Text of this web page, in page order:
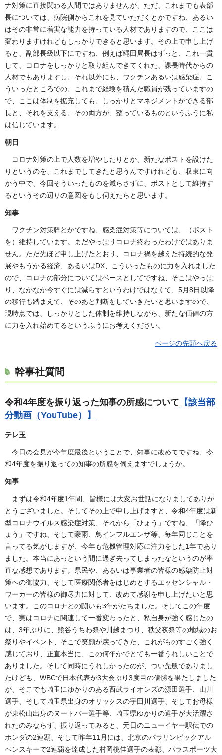
ナ対策に直接関わる人間ではありませんが、ただ、これまでも表部
長については、病院側からこれを見ていただくとかですね、あるい
はその非常に着実な能力を持っている人材でありますので、ここは
変わりますけれどもしっかりできると思います。その上で申し上げ
ると、副部長級以下にですね、例えば縄田局長はずっと、これ一貫
して、コロナをしっかりと取り組んできてくれた、課長時代からの
人材でもありますし、それ以外にも、ワクチンあるいは感染症、こ
ういったところでの、これまで経験を積んだ職員が残っていますの
で、ここは体制を拡充しても、しっかりとマネジメントができる部
長と、それを支える、その両方が、整っているものというふうに私
は信じています。
朝日
コロナ対策の上で人数を増やしたりとか、新たなポストを設けた
りというのを、これまでしてきたと思うんですけれども、収束に向
かう中で、今回そういったものを減らさずに、ポストとして維持す
るというその辺りの意図をもし伺えたらと思います。
知事
ワクチン対策幹とかですね、感染症対策等については、（ポスト
を）維持しています。まだやっぱりコロナ終わったわけではありま
せん。ただ先ほど申し上げたとおり、コロナ禍を越えた持続的な発
展やもうかる経済、あるいはDX、こういったものに力を入れました
ので、コロナの部分についてはベースとしてですね、そこはやっぱ
り、なかなか今すぐには減らすというわけではなくて、5月8日以降
の移行も踏まえて、そのあと判断をしていきたいと思いますので、
現時点では、しっかりとした体制を維持しながら、新たな価値の方
に力を入れ始めてるというふうにお考えください。
ページの先頭へ戻る
幹事社質問
令和4年度を振り返った知事の所感について 【該当部
分動画（YouTube）】
テレ玉
今日の会見が今年度最後ということで、知事に改めてですね、令
和4年度を振り返っての知事の所感を伺えますでしょうか。
知事
まずは令和4年度1年間、皆様には大変お世話になりましてありが
とうございました。そしてその上で申し上げますと、令和4年度は新
型コロナウイルス感染症対策、それから「ひょう」ですね、「降ひ
ょう」ですね、そして豪雨、鳥インフルエンザ等、毎年同じことを
言ってる気がしますが、今年も危機管理対応に注力をした1年であり
ました。本当にあっという間に過ぎ去ってしまったなというのが率
直な感想であります。県民や、あるいは事業者の皆様の感染防止対
策への御協力、そして医療関係者をはじめとするエッセンシャル・
ワーカーの皆様の御尽力に対して、改めて感謝を申し上げたいと思
います。このコロナとの闘いも3年がたちました。そしてこの年度
で、実はコロナに関連して一番変わったと、私自身が強く感じたの
は、3年ぶりに、熊谷うちわ祭や川越まつり、秩父夜祭等の地域のお
祭りやイベント、そこで笑顔が戻ってきた、これがものすごく強く
感じており、正直本当に、この何年かでとても一番うれしいことで
ありました。そして同時にうれしかったのが、つい先般でありまし
たけども、WBCで日本代表が3大会ぶり3度目の優勝を果たしました
が、そこでも埼玉にゆかりのある西武ライオンズの源田選手、山川
選手、そして埼玉県出身のオリックスの宇田川選手、そしてお母様
が東松山出身のヌートバー選手等、埼玉県ゆかりの選手が大活躍さ
れたのみならず、振り返ってみると、元日のニューイヤー駅伝での
ホンダの2連覇、そして昨年11月には、北京のパラリンピックアル
ペンスキーで2連覇を達成した村岡桃佳選手の表彰、パラスポーツ大